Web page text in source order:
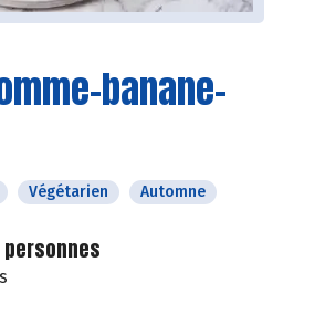
banane-
Végétarien Automne
personnes